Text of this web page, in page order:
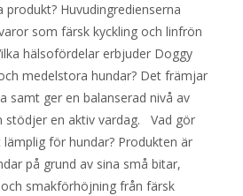
produkt? Huvudingredienserna
som färsk kyckling och linfrön
hälsofördelar erbjuder Doggy
medelstora hundar? Det främjar
samt ger en balanserad nivå av
stödjer en aktiv vardag. Vad gör
för hundar? Produkten är
på grund av sina små bitar,
smakförhöjning från färsk